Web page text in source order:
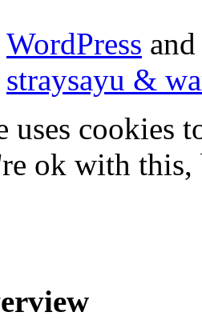
WordPress and
straysayu &
uses cookies
ok with